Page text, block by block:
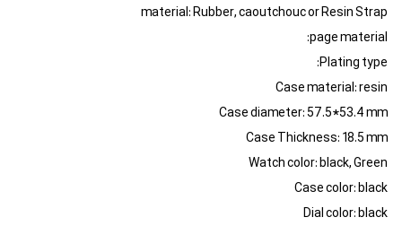
material: Rubber, caoutchouc or Resin Strap
page material:
Plating type:
Case material: resin
Case diameter: 57.5*53.4 mm
Case Thickness: 18.5 mm
Watch color: black, Green
Case color: black
Dial color: black